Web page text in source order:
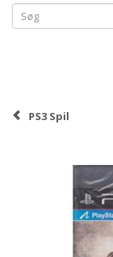
PS3 Spil